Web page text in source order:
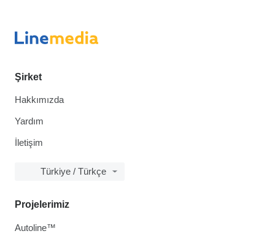
Şirket
Hakkımızda
Yardım
İletişim
Türkiye / Türkçe
Projelerimiz
Autoline™